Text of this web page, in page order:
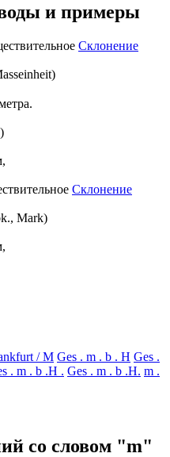
и примеры
Склонение
.
Склонение
Mark)
/ M Ges . m . b . H Ges .
. m . b .H . Ges . m . b .H. m .
со словом "m"